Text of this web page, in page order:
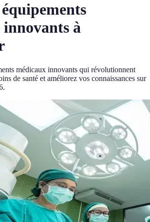
à
médicaux innovants qui révolutionnent
de santé et améliorez vos connaissances sur